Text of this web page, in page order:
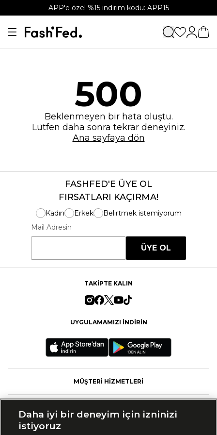
APP'e özel %15 indirim kodu: APP15
500
Beklenmeyen bir hata oluştu.
Lütfen daha sonra tekrar deneyiniz.
Ana sayfaya dön
FASHFED'E ÜYE OL
FIRSATLARI KAÇIRMA!
Kadın Erkek
Belirtmek istemiyorum
Mail Adresin
ÜYE OL
TAKİPTE KALIN
UYGULAMAMIZI İNDİRİN
MÜŞTERİ HİZMETLERİ
Daha iyi bir deneyim için izninizi
istiyoruz